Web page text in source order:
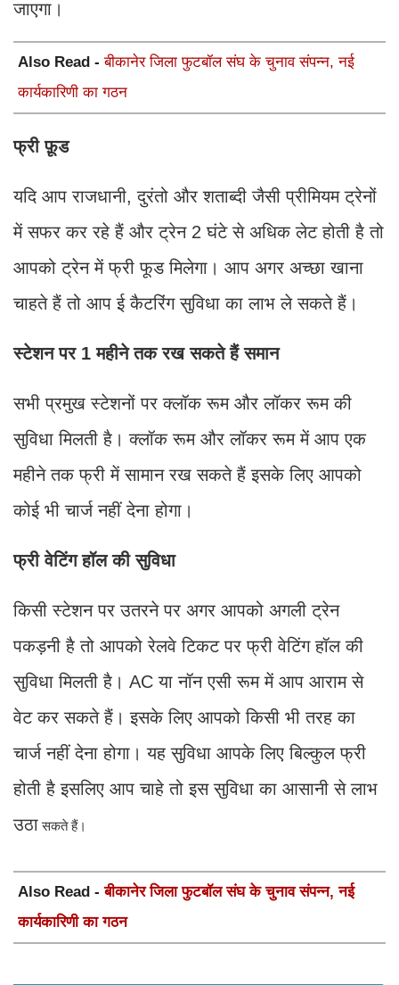
जाएगा।
Also Read -बीकानेर जिला फुटबॉल संघ के चुनाव संपन्न, नई
कार्यकारिणी का गठन
फ्री फ़ूड
यदि आप राजधानी, दुरंतो और शताब्दी जैसी प्रीमियम ट्रेनों
में सफर कर रहे हैं और ट्रेन 2 घंटे से अधिक लेट होती है तो
आपको ट्रेन में फ्री फूड मिलेगा। आप अगर अच्छा खाना
चाहते हैं तो आप ई कैटरिंग सुविधा का लाभ ले सकते हैं।
स्टेशन पर 1 महीने तक रख सकते हैं समान
सभी प्रमुख स्टेशनों पर क्लॉक रूम और लॉकर रूम की
सुविधा मिलती है। क्लॉक रूम और लॉकर रूम में आप एक
महीने तक फ्री में सामान रख सकते हैं इसके लिए आपको
कोई भी चार्ज नहीं देना होगा।
फ्री वेटिंग हॉल की सुविधा
किसी स्टेशन पर उतरने पर अगर आपको अगली ट्रेन
पकड़नी है तो आपको रेलवे टिकट पर फ्री वेटिंग हॉल की
सुविधा मिलती है। AC या नॉन एसी रूम में आप आराम से
वेट कर सकते हैं। इसके लिए आपको किसी भी तरह का
चार्ज नहीं देना होगा। यह सुविधा आपके लिए बिल्कुल फ्री
होती है इसलिए आप चाहे तो इस सुविधा का आसानी से लाभ
उठासकते हैं।
Also Read -बीकानेर जिला फुटबॉल संघ के चुनाव संपन्न, नई
कार्यकारिणी का गठन